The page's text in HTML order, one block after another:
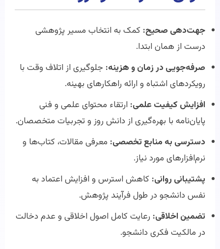
جهت‌دهی صحیح: کمک به انتخاب مسیر پژوهشی
درست از همان ابتدا.
صرفه‌جویی در زمان و هزینه: جلوگیری از اتلاف وقت با
رویکردهای اشتباه و ارائه راهکارهای بهینه.
افزایش کیفیت علمی: ارتقاء محتوای علمی و فنی
پایان‌نامه با بهره‌گیری از دانش روز و تجربیات متخصصان.
دسترسی به منابع تخصصی: معرفی مقالات، کتاب‌ها و
نرم‌افزارهای مورد نیاز.
پشتیبانی روانی: کاهش استرس و افزایش اعتماد به
نفس دانشجو در طول فرآیند پژوهش.
تضمین اخلاقی: رعایت کامل اصول اخلاقی و عدم دخالت
در مالکیت فکری دانشجو.